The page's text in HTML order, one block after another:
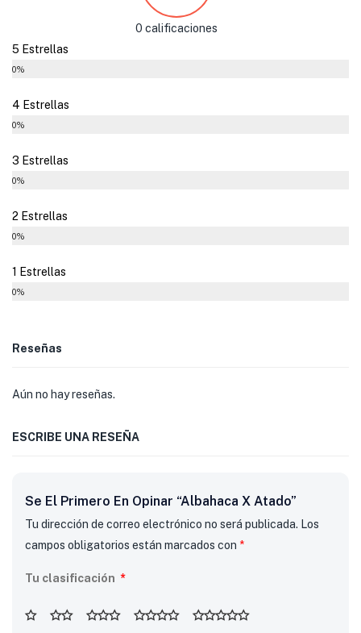
0 calificaciones
5 Estrellas
0%
4 Estrellas
0%
3 Estrellas
0%
2 Estrellas
0%
1 Estrellas
0%
Reseñas
Aún no hay reseñas.
ESCRIBE UNA RESEÑA
Se El Primero En Opinar “Albahaca X Atado”
Tu dirección de correo electrónico no será publicada. Los
campos obligatorios están marcados con *
Tu clasificación *